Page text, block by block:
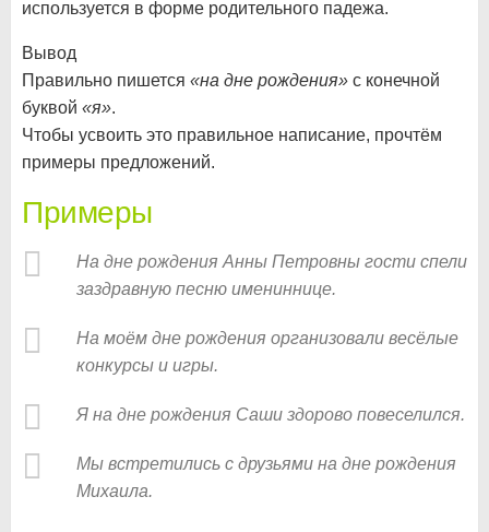
используется в форме родительного падежа.
Вывод
Правильно пишется «на дне рождения» с конечной
буквой «я».
Чтобы усвоить это правильное написание, прочтём
примеры предложений.
Примеры
На дне рождения Анны Петровны гости спели
заздравную песню имениннице.
На моём дне рождения организовали весёлые
конкурсы и игры.
Я на дне рождения Саши здорово повеселился.
Мы встретились с друзьями на дне рождения
Михаила.